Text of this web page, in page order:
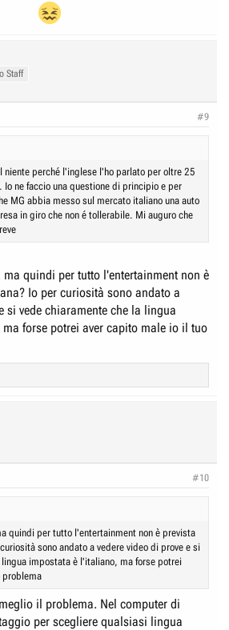
Staff
#9
niente perché l'inglese l'ho parlato per oltre 25
Io ne faccio una questione di principio e per
MG abbia messo sul mercato italiano una auto
in giro che non é tollerabile. Mi auguro che
quindi per tutto l'entertainment non è
Io per curiosità sono andato a
si vede chiaramente che la lingua
forse potrei aver capito male io il tuo
#10
quindi per tutto l'entertainment non è prevista
sono andato a vedere video di prove e si
impostata è l'italiano, ma forse potrei
problema
il problema. Nel computer di
per scegliere qualsiasi lingua